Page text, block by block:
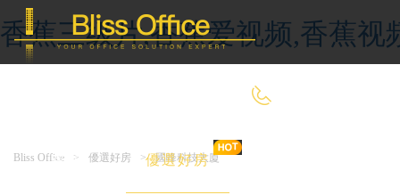
香蕉三级片,香蕉爱视频,香蕉视
首 頁 優選好房
Bliss Office > 優選好房 > 國峰科技大廈